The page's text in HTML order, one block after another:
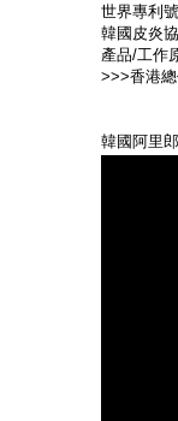
世界專利
韓國皮炎
產品/工作
>>>香港
韓國阿里